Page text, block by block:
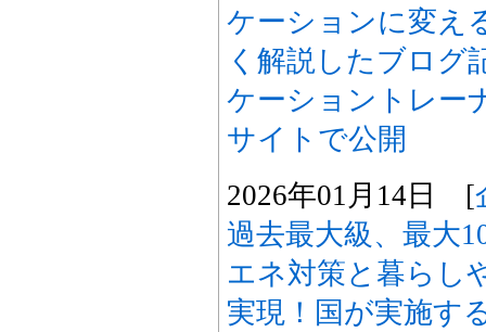
ケーションに変え
く解説したブログ
ケーショントレー
サイトで公開
2026年01月14日 [
過去最大級、最大
エネ対策と暮らし
実現！国が実施す